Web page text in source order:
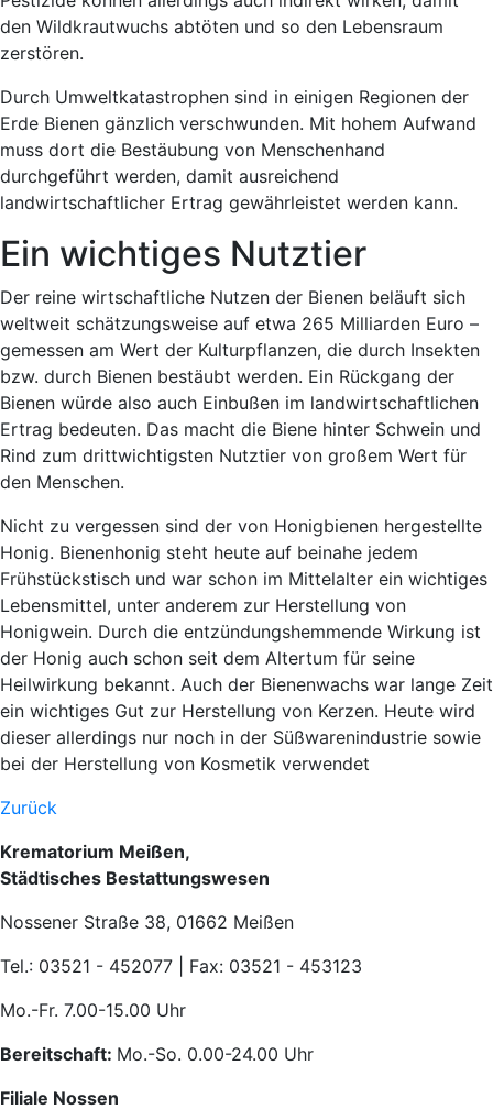
den Wildkrautwuchs abtöten und so den Lebensraum
zerstören.
Durch Umweltkatastrophen sind in einigen Regionen der
Erde Bienen gänzlich verschwunden. Mit hohem Aufwand
muss dort die Bestäubung von Menschenhand
durchgeführt werden, damit ausreichend
landwirtschaftlicher Ertrag gewährleistet werden kann.
Ein wichtiges Nutztier
Der reine wirtschaftliche Nutzen der Bienen beläuft sich
weltweit schätzungsweise auf etwa 265 Milliarden Euro –
gemessen am Wert der Kulturpflanzen, die durch Insekten
bzw. durch Bienen bestäubt werden. Ein Rückgang der
Bienen würde also auch Einbußen im landwirtschaftlichen
Ertrag bedeuten. Das macht die Biene hinter Schwein und
Rind zum drittwichtigsten Nutztier von großem Wert für
den Menschen.
Nicht zu vergessen sind der von Honigbienen hergestellte
Honig. Bienenhonig steht heute auf beinahe jedem
Frühstückstisch und war schon im Mittelalter ein wichtiges
Lebensmittel, unter anderem zur Herstellung von
Honigwein. Durch die entzündungshemmende Wirkung ist
der Honig auch schon seit dem Altertum für seine
Heilwirkung bekannt. Auch der Bienenwachs war lange Zeit
ein wichtiges Gut zur Herstellung von Kerzen. Heute wird
dieser allerdings nur noch in der Süßwarenindustrie sowie
bei der Herstellung von Kosmetik verwendet
Zurück
Krematorium Meißen,
Städtisches Bestattungswesen
Nossener Straße 38, 01662 Meißen
Tel.: 03521 - 452077 | Fax: 03521 - 453123
Mo.-Fr. 7.00-15.00 Uhr
Bereitschaft: Mo.-So. 0.00-24.00 Uhr
Filiale Nossen